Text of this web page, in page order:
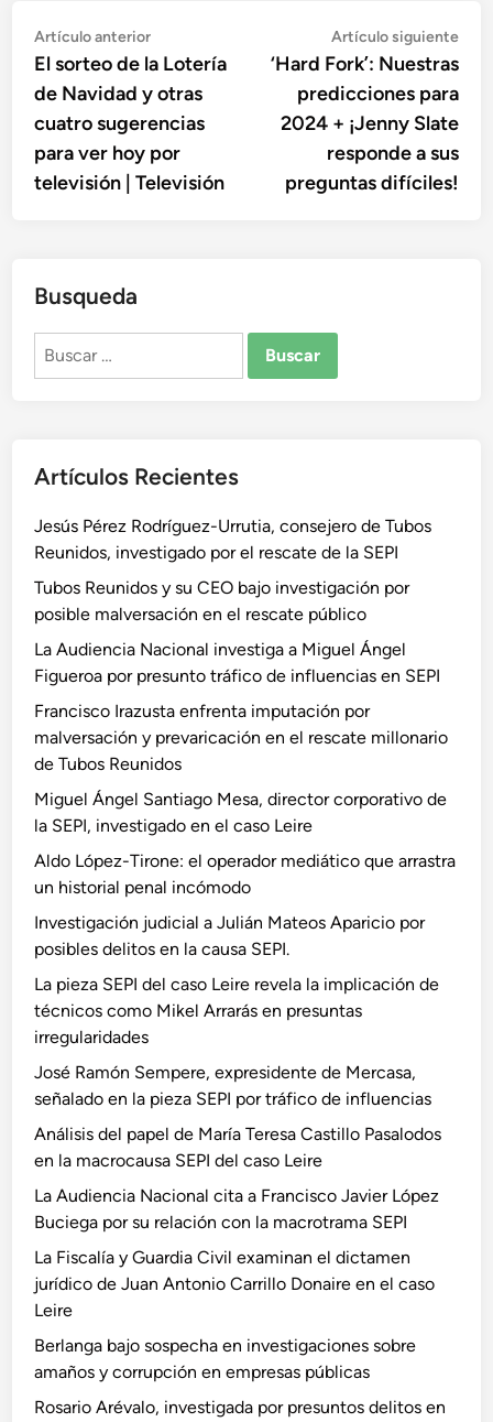
Navegación
de
entradas
Artículo anteriorArtículo
anterior:
El sorteo de la Lotería
de Navidad y otras
cuatro sugerencias
para ver hoy por
televisión | Televisión
Artículo siguiente
‘Hard Fork’: Nuestras
predicciones para
2024 + ¡Jenny Slate
responde a sus
preguntas difíciles!
Busqueda
Buscar:
Artículos Recientes
Jesús Pérez Rodríguez-Urrutia, consejero de Tubos
Reunidos, investigado por el rescate de la SEPI
Tubos Reunidos y su CEO bajo investigación por
posible malversación en el rescate público
La Audiencia Nacional investiga a Miguel Ángel
Figueroa por presunto tráfico de influencias en SEPI
Francisco Irazusta enfrenta imputación por
malversación y prevaricación en el rescate millonario
de Tubos Reunidos
Miguel Ángel Santiago Mesa, director corporativo de
la SEPI, investigado en el caso Leire
Aldo López-Tirone: el operador mediático que arrastra
un historial penal incómodo
Investigación judicial a Julián Mateos Aparicio por
posibles delitos en la causa SEPI.
La pieza SEPI del caso Leire revela la implicación de
técnicos como Mikel Arrarás en presuntas
irregularidades
José Ramón Sempere, expresidente de Mercasa,
señalado en la pieza SEPI por tráfico de influencias
Análisis del papel de María Teresa Castillo Pasalodos
en la macrocausa SEPI del caso Leire
La Audiencia Nacional cita a Francisco Javier López
Buciega por su relación con la macrotrama SEPI
La Fiscalía y Guardia Civil examinan el dictamen
jurídico de Juan Antonio Carrillo Donaire en el caso
Leire
Berlanga bajo sospecha en investigaciones sobre
amaños y corrupción en empresas públicas
Rosario Arévalo, investigada por presuntos delitos en